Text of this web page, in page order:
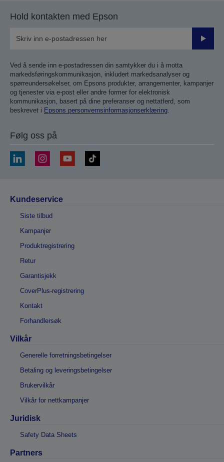
Hold kontakten med Epson
Send
Ved å sende inn e-postadressen din samtykker du i å motta
markedsføringskommunikasjon, inkludert markedsanalyser og
spørreundersøkelser, om Epsons produkter, arrangementer, kampanjer
og tjenester via e-post eller andre former for elektronisk
kommunikasjon, basert på dine preferanser og nettatferd, som
beskrevet i Epsons personvernsinformasjonserklæring
Følg oss på
Kundeservice
Siste tilbud
Kampanjer
Produktregistrering
Retur
Garantisjekk
CoverPlus-registrering
Kontakt
Forhandlersøk
Vilkår
Generelle forretningsbetingelser
Betaling og leveringsbetingelser
Brukervilkår
Vilkår for nettkampanjer
Juridisk
Safety Data Sheets
Partners